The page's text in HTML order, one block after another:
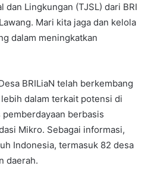
dan Lingkungan (TJSL) dari BRI
Mari kita jaga dan kelola
dalam meningkatkan
BRILiaN telah berkembang
dalam terkait potensi di
berbasis
Mikro. Sebagai informasi,
Indonesia, termasuk 82 desa
daerah.